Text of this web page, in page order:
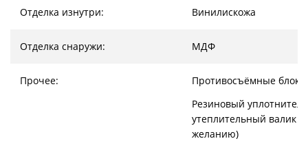
Отделка изнутри: Винилискожа
Отделка снаружи: МДФ
Прочее:
Противосъёмные
Резиновый
утеплительный валик
желанию)